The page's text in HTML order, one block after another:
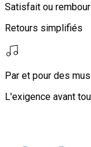
Satisfait ou
Retours simplifiés
Par et pour des
L'exigence avant